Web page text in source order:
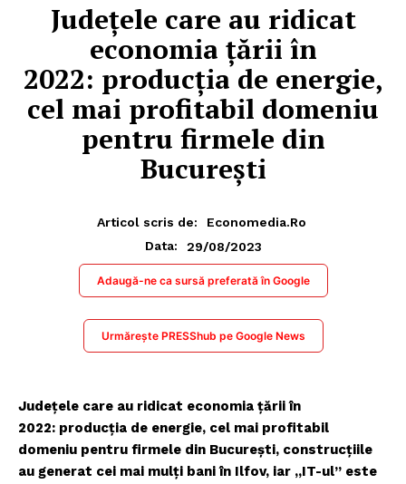
Județele care au ridicat
economia țării în
2022: producția de energie,
cel mai profitabil domeniu
pentru firmele din
București
Articol scris de:
Economedia.ro
Data:
29/08/2023
Adaugă-ne ca sursă preferată în Google
Urmărește PRESShub pe Google News
Județele care au ridicat economia țării în
2022: producția de energie, cel mai profitabil
domeniu pentru firmele din București, construcțiile
au generat cei mai mulți bani în Ilfov, iar „IT-ul” este